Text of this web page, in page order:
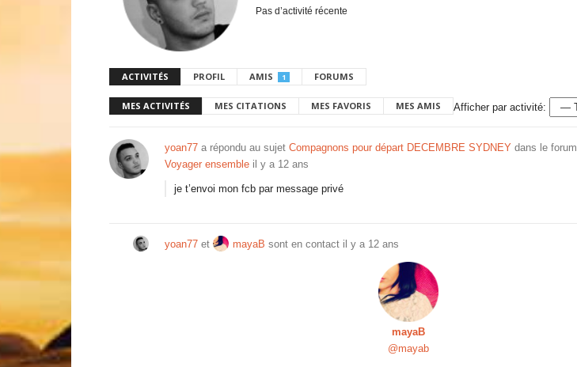
Pas d’activité récente
ACTIVITÉS PROFIL AMIS 1 FORUMS
MES ACTIVITÉS MES CITATIONS MES FAVORIS MES AMIS Afficher par activité:
yoan77 a répondu au sujet Compagnons pour départ DECEMBRE SYDNEY dans le forum
Voyager ensemble il y a 12 ans
je t’envoi mon fcb par message privé
yoan77 et mayaB sont en contact il y a 12 ans
mayaB
@mayab